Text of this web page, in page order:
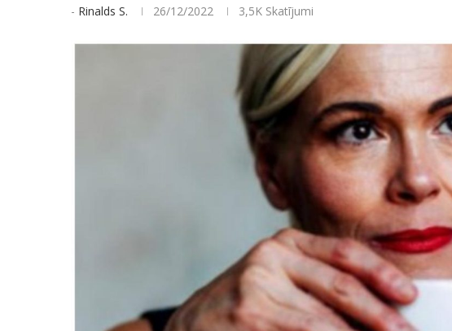
- Rinalds S. 26/12/2022 3,5K Skatījumi